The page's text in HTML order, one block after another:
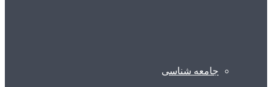
جامعه شناسی